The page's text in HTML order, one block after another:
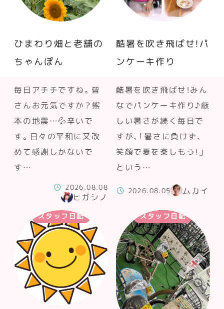
ひまわり畑と老舗の
ちゃんぽん
毎日アチチですね。皆
さんお元気ですか？熊
本の地震…💦辛いで
す。日々の平和に又改
めて感謝しかないで
す…
2026.08.08
ヒガシノ
酷暑を吹き飛ばせ！パ
ンケーキ作り
酷暑を吹き飛ばせ！みん
なでパンケーキ作り♪厳
しい暑さが続く毎日で
すが、「暑さに負けず、
笑顔で夏を楽しもう！」
という…
2026.08.05 ムカイ
スタッフ日記 スタッフ日記